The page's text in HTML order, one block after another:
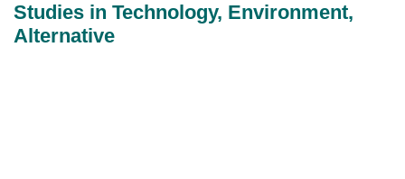
Studies in Technology, Environment,
Alternative